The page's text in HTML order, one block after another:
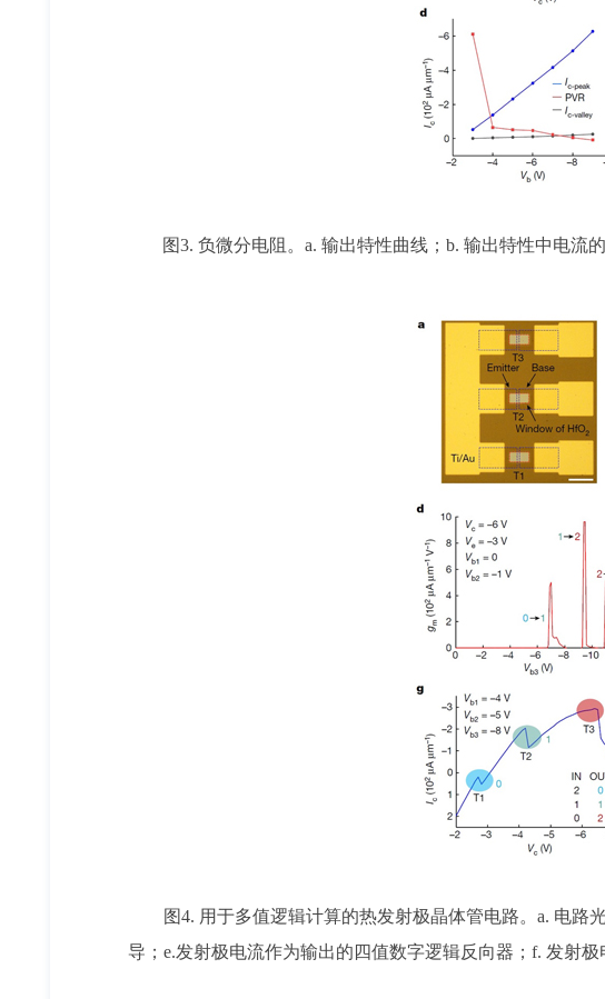
图3. 负微分电阻。a. 输出特性曲线；b. 输出特性中电流
图4. 用于多值逻辑计算的热发射极晶体管电路。a. 电路
导；e.发射极电流作为输出的四值数字逻辑反向器；f. 发射